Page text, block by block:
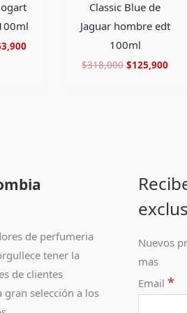
Classic Blue de
Jaguar hombre edt
100ml
$318,000 $125,900
de perfumeria
tener la
de clientes
gran selección a los
Nuevos
mas
Email *